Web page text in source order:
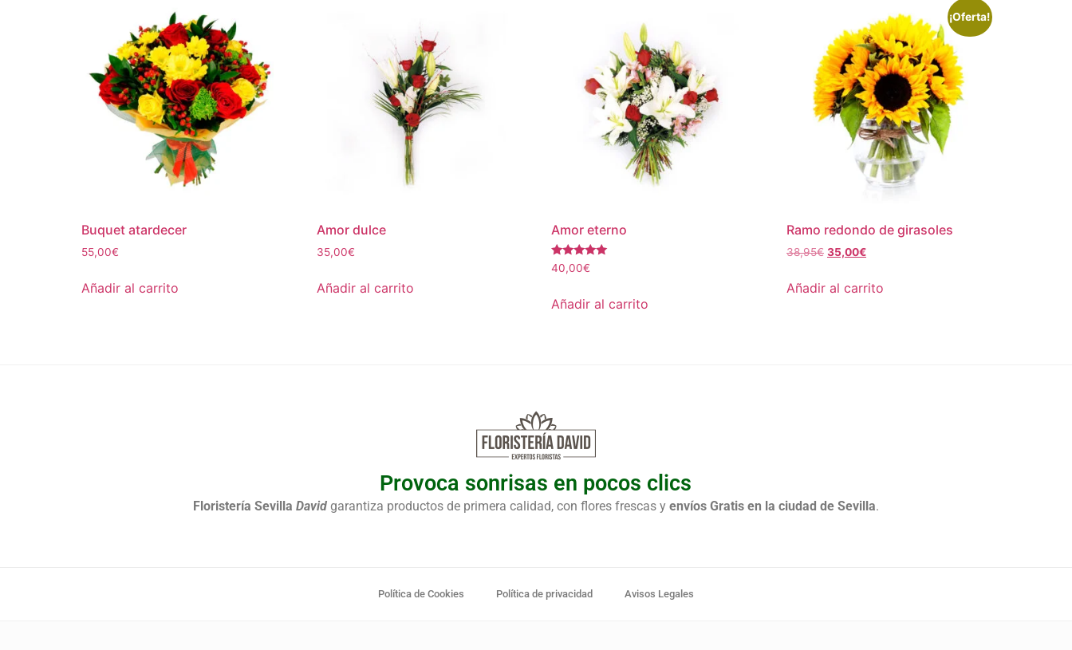
Buquet atardecer
55,00€
Añadir al carrito
Amor dulce
35,00€
Añadir al carrito
Amor eterno
Valorado
con
40,00€
Añadir al carrito
¡Oferta!
Ramo redondo de girasoles
38,95€ 35,00€
Añadir al carrito
Provoca sonrisas en pocos clics
Floristería Sevilla David garantiza productos de primera calidad, con flores frescas y envíos Gratis en la ciudad de Sevilla.
Política de Cookies Política de privacidad Avisos Legales